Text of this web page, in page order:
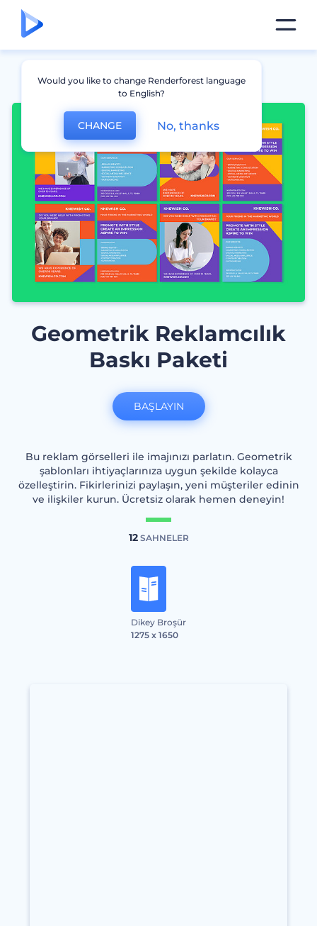
Geometrik Reklamcılık
Baskı Paketi
Bu reklam görselleri ile imajınızı parlatın. Geometrik
şablonları ihtiyaçlarınıza uygun şekilde kolayca
özelleştirin. Fikirlerinizi paylaşın, yeni müşteriler edinin
ve ilişkiler kurun. Ücretsiz olarak hemen deneyin!
12SAHNELER
Dikey Broşür
1275 x 1650
BAŞLAYIN
Would you like to change Renderforest language
to English?
CHANGE No, thanks